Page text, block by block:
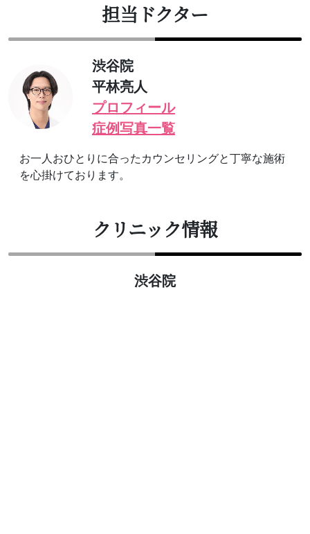
担当ドクター
渋谷院
平林亮人
プロフィール
症例写真一覧
お一人おひとりに合ったカウンセリングと丁寧な施術
を心掛けております。
クリニック情報
渋谷院